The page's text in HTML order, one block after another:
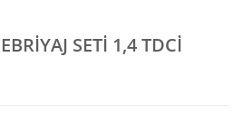
SETİ 1,4 TDCİ